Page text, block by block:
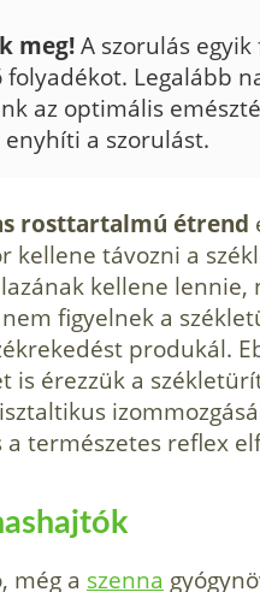
meg!A szorulás
folyadékot. Legalább
az optimális
enyhíti a szorulást.
rosttartalmú étrend
kellene távozni a
kellene lennie,
figyelnek a
produkál.
is érezzük a
a természetes reflex
még a szenna